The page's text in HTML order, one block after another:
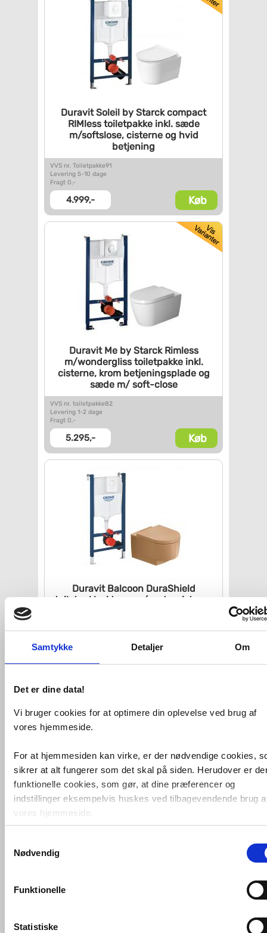
Samtykke Detaljer Om
Det er dine data!
Vi bruger cookies for at optimere din oplevelse ved brug af
vores hjemmeside.
For at hjemmesiden kan virke, er der nødvendige cookies,
sikrer at alt fungerer som det skal på siden. Herudover er
funktionelle cookies, som gør, at dine præferencer og
indstillinger eksempelvis huskes ved tilbagevendende brug
vores hjemmeside.
Foruden nødvendige og funktionelle cookies er der
cookies. Disse bruger vi bl.a. til at måle trafik, omsætning,
marketingcookies, som vi bruger til at målrette vores
markedsføring med henblik på annonceindhold, som giver
Nødvendig
Funktionelle
Statistiske
Duravit Soleil by Starckcompact
RIMless toiletpakkeinkl. sæde
m/softslose,cisterne og hvid
betjening
VVS nr. Toiletpakke91
Levering 5-10 dage
Fragt 0,-
4.999,- Køb
Duravit Me by Starck Rimless
m/wondergliss toiletpakkeinkl.
cisterne, krombetjeningsplade og
sæde m/soft-close
VVS nr. toiletpakke82
Levering 1-2 dage
Fragt 0,-
5.295,- Køb
Duravit Balcoon DuraShield
toiletpakke i terra m/sæde,
cisterne
VVS nr. toiletpakke171
Fragt 0,-
5.495,- Køb
Duravit Me by Starck Compact
Rimless toiletpakke inkl. lavcisterne,
Fragt 0,-